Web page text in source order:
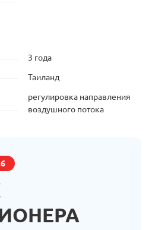
3 года
Таиланд
регулировка направления
воздушного потока